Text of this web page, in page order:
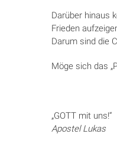
Darüber hinaus
Frieden
Darum sind die
Möge sich das
„GOTT mit uns!“
Apostel Lukas